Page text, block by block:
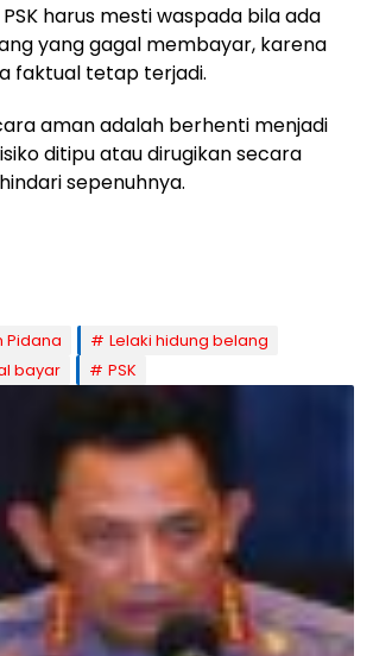
harus mesti waspada bila ada
yang gagal membayar, karena
faktual tetap terjadi.
aman adalah berhenti menjadi
ditipu atau dirugikan secara
sepenuhnya.
Pidana
Lelaki hidung belang
bayar
PSK